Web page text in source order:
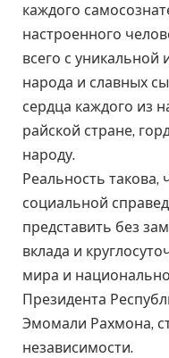
каждого
настроенного
всего с уникальной
народа и славных
сердца каждого из
райской стране,
народу.
Реальность такова,
социальной
представить без
вклада и
мира и
Президента
Эмомали Рахмона,
независимости.